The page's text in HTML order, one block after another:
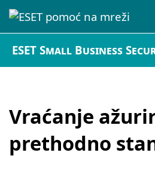
ESET Small Business
Vraćanje
prethodno